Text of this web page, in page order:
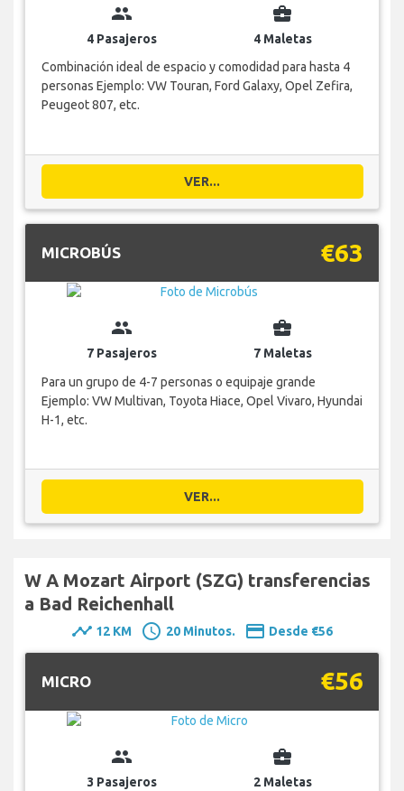
group
4 Pasajeros
business_center
4 Maletas
Combinación ideal de espacio y comodidad para hasta 4
personas Ejemplo: VW Touran, Ford Galaxy, Opel Zefira,
Peugeot 807, etc.
VER...
MICROBÚS €63
group
7 Pasajeros
business_center
7 Maletas
Para un grupo de 4-7 personas o equipaje grande
Ejemplo: VW Multivan, Toyota Hiace, Opel Vivaro, Hyundai
H-1, etc.
VER...
W A Mozart Airport (SZG) transferencias
a Bad Reichenhall
timeline 12 KM schedule 20 Minutos. payment Desde €56
MICRO €56
group
3 Pasajeros
business_center
2 Maletas